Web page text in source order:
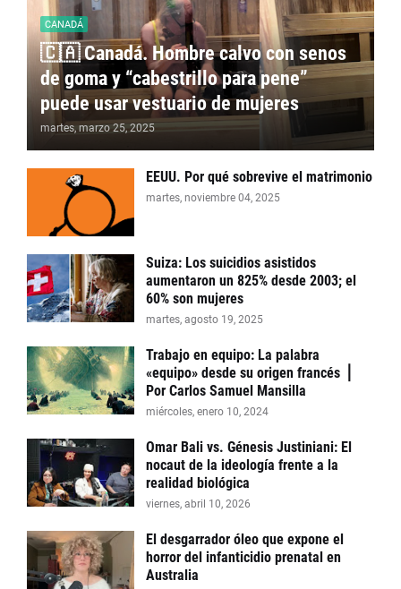
CANADÁ
🇨🇦 Canadá. Hombre calvo con senos
de goma y “cabestrillo para pene”
puede usar vestuario de mujeres
martes, marzo 25, 2025
EEUU. Por qué sobrevive el matrimonio
martes, noviembre 04, 2025
Suiza: Los suicidios asistidos
aumentaron un 825% desde 2003; el
60% son mujeres
martes, agosto 19, 2025
Trabajo en equipo: La palabra
«equipo» desde su origen francés ⎪
Por Carlos Samuel Mansilla
miércoles, enero 10, 2024
Omar Bali vs. Génesis Justiniani: El
nocaut de la ideología frente a la
realidad biológica
viernes, abril 10, 2026
El desgarrador óleo que expone el
horror del infanticidio prenatal en
Australia